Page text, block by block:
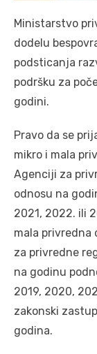
Ministarstvo
dodelu
podsticanja
podršku za
godini.
Pravo da se
mikro i mala
Agenciji za
odnosu na
2021, 2022. ili
mala privredna
za privredne
na godinu
2019, 2020,
zakonski
godina.